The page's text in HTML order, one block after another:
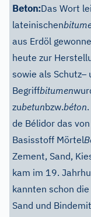
Beton:Das Wort
lateinischen
aus Erdöl
heute zur
sowie als Schutz–
Begriffbitumen
zubetunbzw.béton
de Bélidor das
Basisstoff Mörtel
Zement, Sand,
kam im 19.
kannten schon
Sand und